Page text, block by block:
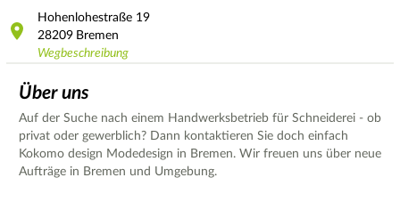
Hohenlohestraße 19
28209 Bremen
Wegbeschreibung
Über uns
Auf der Suche nach einem Handwerksbetrieb für Schneiderei - ob
privat oder gewerblich? Dann kontaktieren Sie doch einfach
Kokomo design Modedesign in Bremen. Wir freuen uns über neue
Aufträge in Bremen und Umgebung.